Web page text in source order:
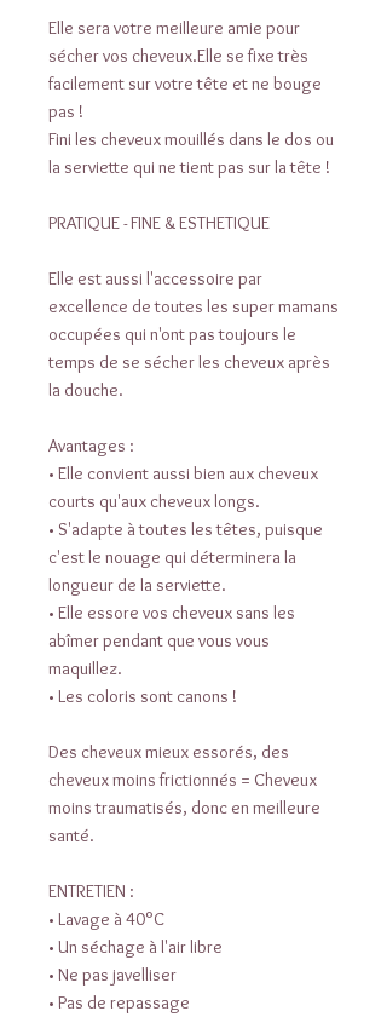
Elle sera votre meilleure amie pour
sécher vos cheveux.Elle se fixe très
facilement sur votre tête et ne bouge
pas !
Fini les cheveux mouillés dans le dos ou
la serviette qui ne tient pas sur la tête !
PRATIQUE - FINE & ESTHETIQUE
Elle est aussi l'accessoire par
excellence de toutes les super mamans
occupées qui n'ont pas toujours le
temps de se sécher les cheveux après
la douche.
Avantages :
• Elle convient aussi bien aux cheveux
courts qu'aux cheveux longs.
• S'adapte à toutes les têtes, puisque
c'est le nouage qui déterminera la
longueur de la serviette.
• Elle essore vos cheveux sans les
abîmer pendant que vous vous
maquillez.
• Les coloris sont canons !
Des cheveux mieux essorés, des
cheveux moins frictionnés = Cheveux
moins traumatisés, donc en meilleure
santé.
ENTRETIEN :
• Lavage à 40°C
• Un séchage à l'air libre
• Ne pas javelliser
• Pas de repassage